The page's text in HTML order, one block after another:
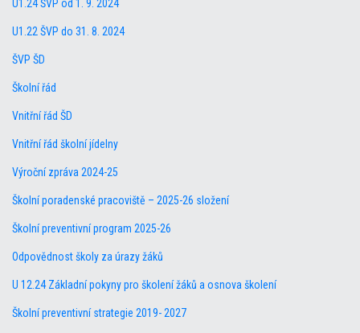
U1.24 ŠVP od 1. 9. 2024
U1.22 ŠVP do 31. 8. 2024
ŠVP ŠD
Školní řád
Vnitřní řád ŠD
Vnitřní řád školní jídelny
Výroční zpráva 2024-25
Školní poradenské pracoviště – 2025-26 složení
Školní preventivní program 2025-26
Odpovědnost školy za úrazy žáků
U 12.24 Základní pokyny pro školení žáků a osnova školení
Školní preventivní strategie 2019- 2027